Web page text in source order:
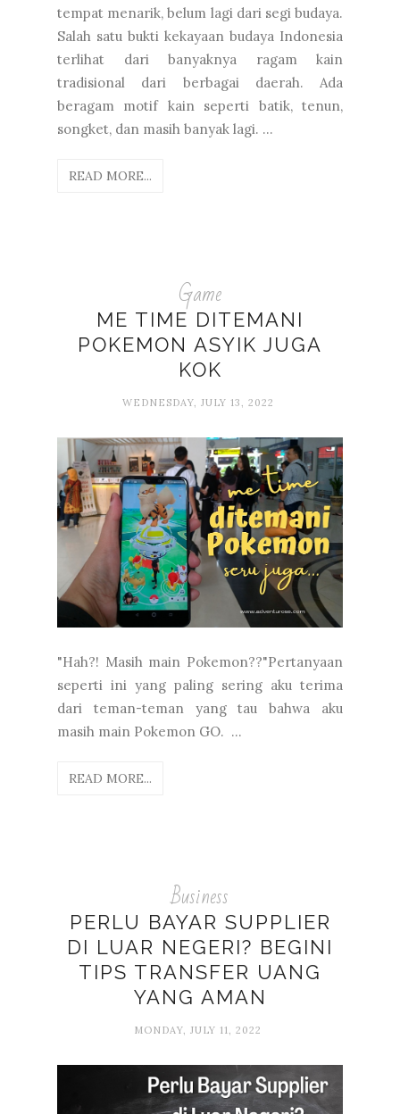
tempat menarik, belum lagi dari segi budaya.
Salah satu bukti kekayaan budaya Indonesia
terlihat dari banyaknya ragam kain
tradisional dari berbagai daerah. Ada
beragam motif kain seperti batik, tenun,
songket, dan masih banyak lagi. ...
READ MORE...
Game
ME TIME DITEMANI
POKEMON ASYIK JUGA
KOK
WEDNESDAY, JULY 13, 2022
"Hah?! Masih main Pokemon??"Pertanyaan
seperti ini yang paling sering aku terima
dari teman-teman yang tau bahwa aku
masih main Pokemon GO. ...
READ MORE...
Business
PERLU BAYAR SUPPLIER
DI LUAR NEGERI? BEGINI
TIPS TRANSFER UANG
YANG AMAN
MONDAY, JULY 11, 2022